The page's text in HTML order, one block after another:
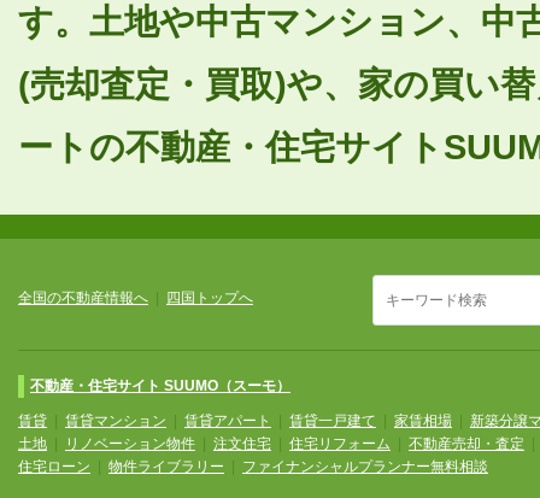
す。土地や中古マンション、中
(売却査定・買取)や、家の買い
ートの不動産・住宅サイト
全国の不動産情報へ 四国トップへ
不動産・住宅サイト SUUMO（スーモ）
賃貸 賃貸マンション 賃貸アパート 賃貸一戸建て 家賃相場
新築分譲
土地
リノベーション物件 注文住宅 住宅リフォーム 不動産売却・査定
住宅ローン
物件ライブラリー ファイナンシャルプランナー無料相談